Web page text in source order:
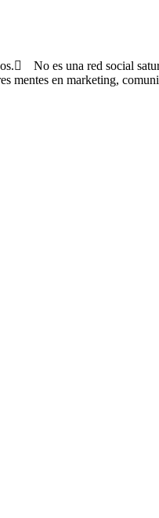
No es una red social
mentes en marketing,